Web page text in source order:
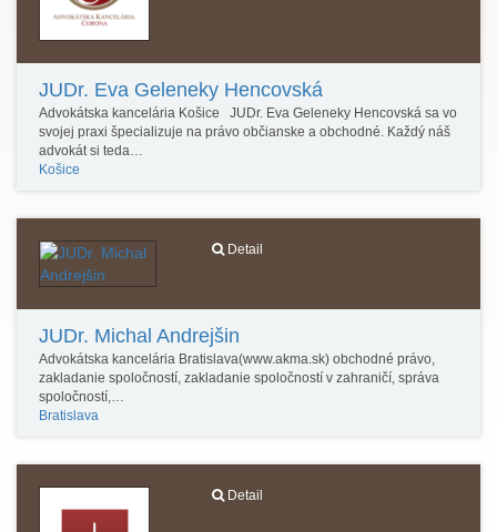
JUDr. Eva Geleneky Hencovská
Advokátska kancelária Košice JUDr. Eva Geleneky Hencovská sa vo
svojej praxi špecializuje na právo občianske a obchodné. Každý náš
advokát si teda…
Košice
Detail
JUDr. Michal Andrejšin
Advokátska kancelária Bratislava(www.akma.sk) obchodné právo,
zakladanie spoločností, zakladanie spoločností v zahraničí, správa
spoločností,…
Bratislava
Detail